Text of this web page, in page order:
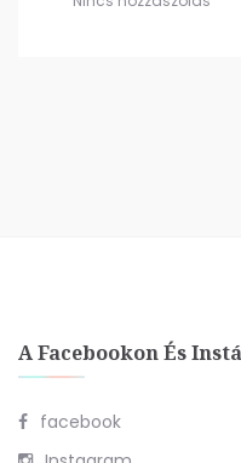
A Facebookon És
facebook